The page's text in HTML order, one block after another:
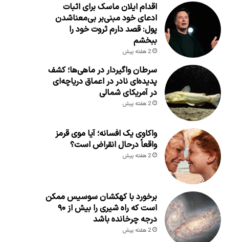
اقدام ایلان ماسک برای اثبات
ادعای خود مبنی‌بر بی‌معناشدن
پول: قصد دارم ثروت خود را
ببخشم
2 هفته پیش
سرطان واگیردار در ماهی‌ها؛ کشف
پدیده‌ای نادر در اعماق دریاچه‌ای
در آمریکای شمالی
2 هفته پیش
واکاوی یک افسانه؛ آیا موی قرمز
واقعاً درحال انقراض است؟
2 هفته پیش
برخورد با کهکشان سوسیس ممکن
است که راه شیری را بیش از ۹۰
درجه چرخانده باشد
2 هفته پیش